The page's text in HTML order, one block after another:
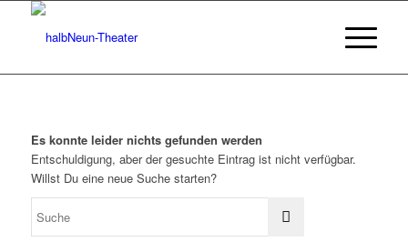
Es konnte leider nichts gefunden werden
Entschuldigung, aber der gesuchte Eintrag ist nicht verfügbar.
Willst Du eine neue Suche starten?